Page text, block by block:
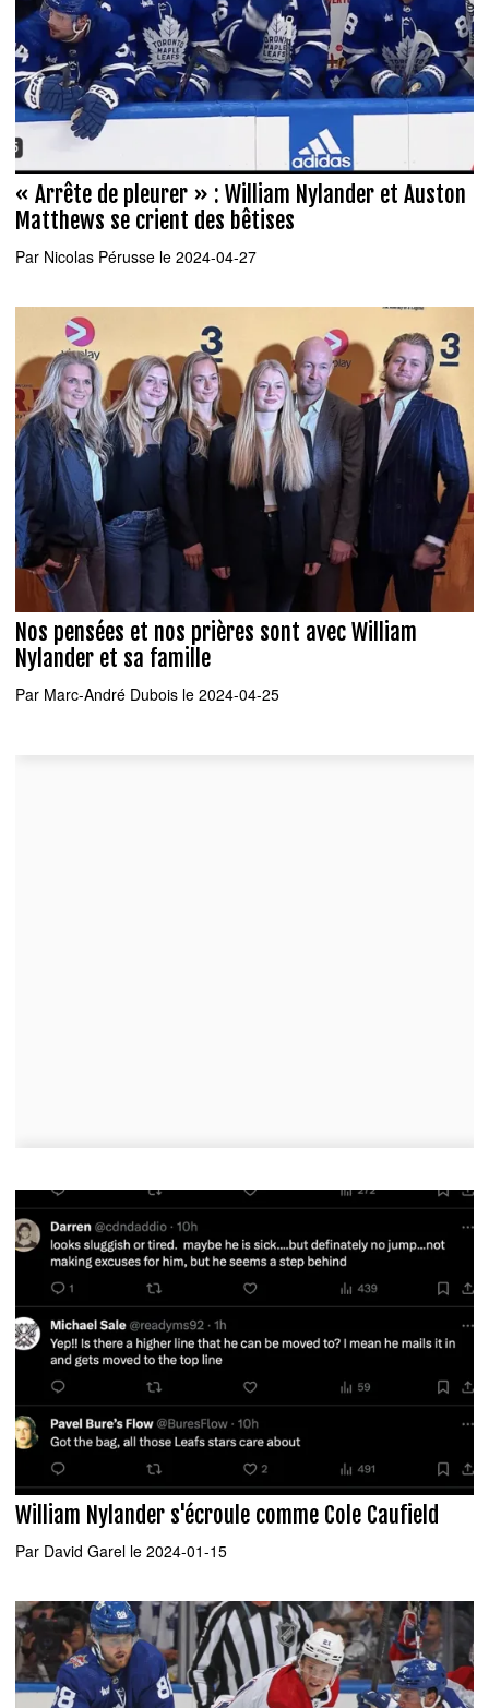
« Arrête de pleurer » : William Nylander et Auston
Matthews se crient des bêtises
Par Nicolas Pérusse le 2024-04-27
Nos pensées et nos prières sont avec William
Nylander et sa famille
Par Marc-André Dubois le 2024-04-25
William Nylander s'écroule comme Cole Caufield
Par David Garel le 2024-01-15